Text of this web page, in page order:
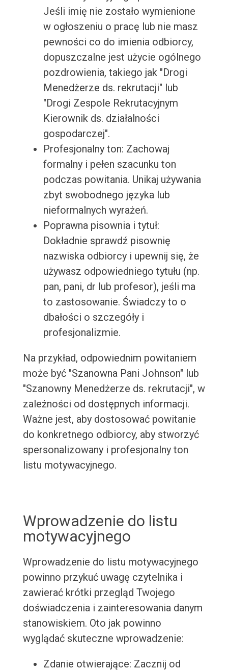
Jeśli imię nie zostało wymienione
w ogłoszeniu o pracę lub nie masz
pewności co do imienia odbiorcy,
dopuszczalne jest użycie ogólnego
pozdrowienia, takiego jak "Drogi
Menedżerze ds. rekrutacji" lub
"Drogi Zespole Rekrutacyjnym
Kierownik ds. działalności
gospodarczej".
Profesjonalny ton: Zachowaj
formalny i pełen szacunku ton
podczas powitania. Unikaj używania
zbyt swobodnego języka lub
nieformalnych wyrażeń.
Poprawna pisownia i tytuł:
Dokładnie sprawdź pisownię
nazwiska odbiorcy i upewnij się, że
używasz odpowiedniego tytułu (np.
pan, pani, dr lub profesor), jeśli ma
to zastosowanie. Świadczy to o
dbałości o szczegóły i
profesjonalizmie.
Na przykład, odpowiednim powitaniem
może być "Szanowna Pani Johnson" lub
"Szanowny Menedżerze ds. rekrutacji", w
zależności od dostępnych informacji.
Ważne jest, aby dostosować powitanie
do konkretnego odbiorcy, aby stworzyć
spersonalizowany i profesjonalny ton
listu motywacyjnego.
Wprowadzenie do listu
motywacyjnego
Wprowadzenie do listu motywacyjnego
powinno przykuć uwagę czytelnika i
zawierać krótki przegląd Twojego
doświadczenia i zainteresowania danym
stanowiskiem. Oto jak powinno
wyglądać skuteczne wprowadzenie:
Zdanie otwierające: Zacznij od